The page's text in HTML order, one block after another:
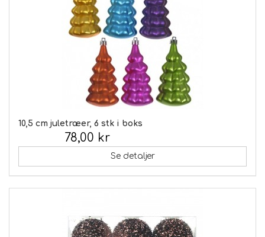
10,5 cm juletræer, 6 stk i boks
78,00 kr
Se detaljer